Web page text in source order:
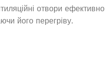
отвори ефективно
його перегріву.